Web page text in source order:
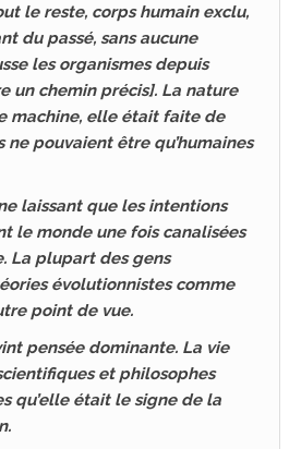
le reste, corps humain exclu,
du passé, sans aucune
les organismes depuis
un chemin précis]. La nature
machine, elle était faite de
pouvaient être qu’humaines
laissant que les intentions
le monde une fois canalisées
La plupart des gens
évolutionnistes comme
point de vue.
pensée dominante. La vie
et philosophes
qu’elle était le signe de la